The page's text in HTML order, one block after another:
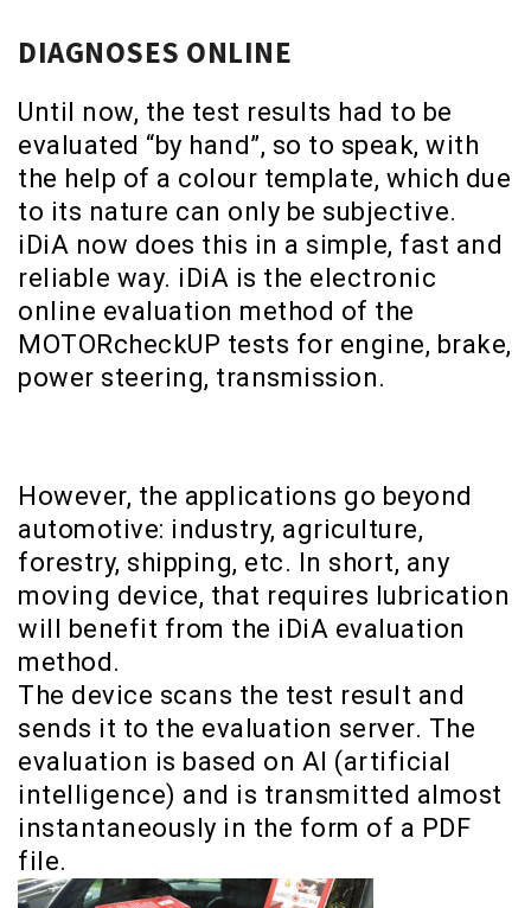
DIAGNOSES ONLINE
Until now, the test results had to be
evaluated “by hand”, so to speak, with
the help of a colour template, which due
to its nature can only be subjective.
iDiA now does this in a simple, fast and
reliable way. iDiA is the electronic
online evaluation method of the
MOTORcheckUP tests for engine, brake,
power steering, transmission.
However, the applications go beyond
automotive: industry, agriculture,
forestry, shipping, etc. In short, any
moving device, that requires lubrication
will benefit from the iDiA evaluation
method.
The device scans the test result and
sends it to the evaluation server. The
evaluation is based on AI (artificial
intelligence) and is transmitted almost
instantaneously in the form of a PDF
file.